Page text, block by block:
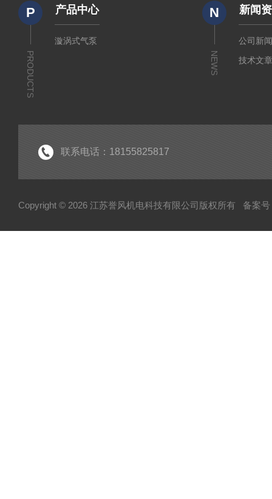
P
PRODUCTS
产品中心
漩涡式气泵
N
NEWS
新闻
公司新
技术文
联系电话：18155825817
Copyright © 2026 江苏誉风机电科技有限公司版权所有 备案号